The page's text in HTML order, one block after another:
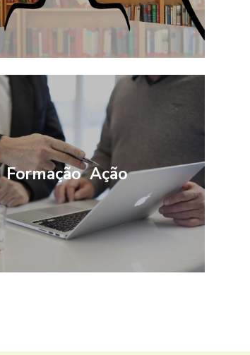
Formação Ação